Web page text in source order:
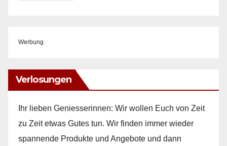
Werbung
Verlosungen
Ihr lieben Geniesserinnen: Wir wollen Euch von Zeit
zu Zeit etwas Gutes tun. Wir finden immer wieder
spannende Produkte und Angebote und dann